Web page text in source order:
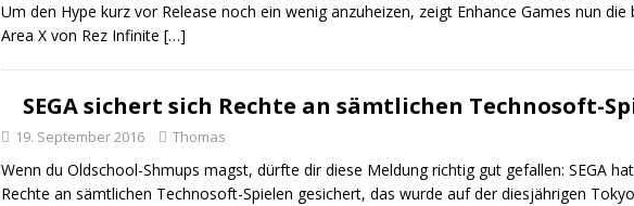
Um den Hype kurz vor Release noch ein wenig anzuheizen, zeigt Enhance Games nun die
Area X von Rez Infinite […]
SEGA sichert sich Rechte an sämtlichen Technosoft-
19. September 2016 Thomas
Wenn du Oldschool-Shmups magst, dürfte dir diese Meldung richtig gut gefallen: SEGA
Rechte an sämtlichen Technosoft-Spielen gesichert, das wurde auf der diesjährigen